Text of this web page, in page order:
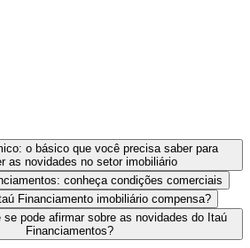
o básico que você precisa saber para
as novidades no setor imobiliário
conheça condições comerciais
Financiamento imobiliário compensa?
se pode afirmar sobre as novidades do Itaú
Financiamentos?